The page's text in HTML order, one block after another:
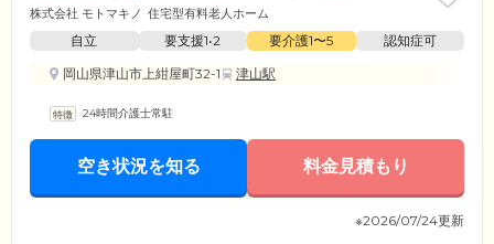
株式会社 モトマキノ 住宅型有料老人ホーム
自立 要支援1•2 要介護1〜5
認知症可
岡山県津山市上紺屋町32-1
津山駅
24時間介護士常駐
空き状況を知る 料金見積もり
※2026/07/24更新